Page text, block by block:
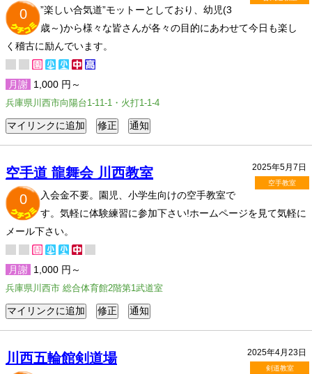
0
”楽しい合気道”モットーとしており、幼児(3
歳～)から様々な皆さんが各々の目的にあわせて今日も楽し
く稽古に励んでいます。
月謝 1,000 円～
兵庫県川西市向陽台1-11-1・火打1-1-4
2025年5月7日
空手教室
空手道 龍舞会 川西教室
0
入会金不要。園児、小学生向けの空手教室で
す。気軽に体験練習に参加下さい!ホームページを見て気軽に
メール下さい。
月謝 1,000 円～
兵庫県川西市 総合体育館2階第1武道室
2025年4月23日
剣道教室
川西五輪館剣道場